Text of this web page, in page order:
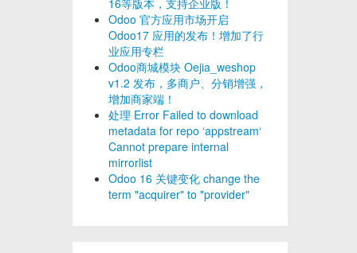
16等版本，支持企业版！
Odoo 官方应用市场开启
Odoo17 应用的发布！增加了行
业应用专栏
Odoo商城模块 Oejia_weshop
v1.2 发布，多商户、分销增强，
增加商家端！
处理 Error Failed to download
metadata for repo ‘appstream‘
Cannot prepare internal
mirrorlist
Odoo 16 关键变化 change the
term "acquirer" to "provider"